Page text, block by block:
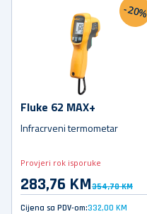
-20%
Fluke 62 MAX+
Infracrveni termometar
Provjeri rok isporuke
283,76 KM354,70 KM
Cijena sa PDV-om:332,00 KM